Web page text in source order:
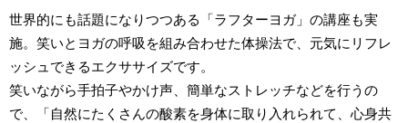
世界的にも話題になりつつある「ラフターヨガ」の講座も実
施。笑いとヨガの呼吸を組み合わせた体操法で、元気にリフレ
ッシュできるエクササイズです。
笑いながら手拍子やかけ声、簡単なストレッチなどを行うの
で、「自然にたくさんの酸素を身体に取り入れられて、心身共